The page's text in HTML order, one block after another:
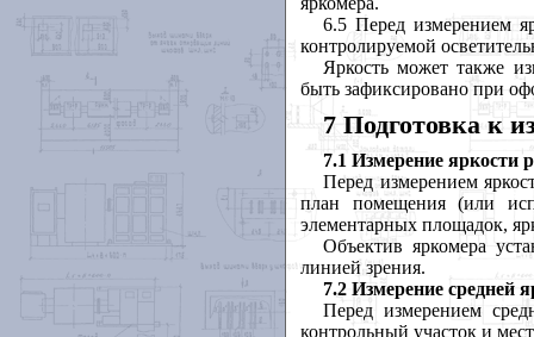
6.5 Перед измерением
контролируемой
Яркость может также
быть зафиксировано при
7 Подготовка к
7.1 Измерение яркости
Перед измерением
план помещения (или
элементарных площадок,
Объектив яркомера
линией зрения.
7.2 Измерение средней
Перед измерением
контрольный участок и